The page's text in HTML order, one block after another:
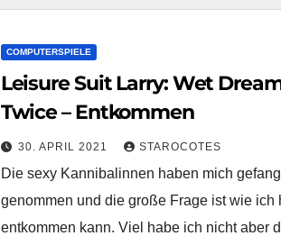
COMPUTERSPIELE
Leisure Suit Larry: Wet
Twice – Entkommen
30. APRIL 2021 STAROCOTES
Die sexy Kannibalinnen haben mich
genommen und die große Frage ist wie ich
entkommen kann. Viel habe ich nicht aber